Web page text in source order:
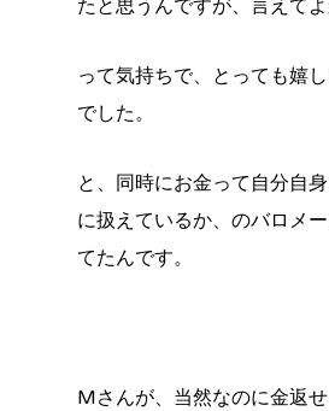
たと思うんですが、言えてよ
って気持ちで、とっても嬉
でした。
と、同時にお金って自分自
に扱えているか、のバロメ
てたんです。
Mさんが、当然なのに金返